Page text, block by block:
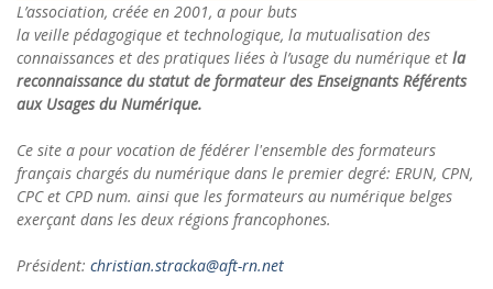
L’association, créée en 2001, a pour buts
la veille pédagogique et technologique, la mutualisation des
connaissances et des pratiques liées à l’usage du numérique et la
reconnaissance du statut de formateur des Enseignants Référents
aux Usages du Numérique.
Ce site a pour vocation de fédérer l'ensemble des formateurs
français chargés du numérique dans le premier degré: ERUN, CPN,
CPC et CPD num. ainsi que les formateurs au numérique belges
exerçant dans les deux régions francophones.
Président: christian.stracka@aft-rn.net